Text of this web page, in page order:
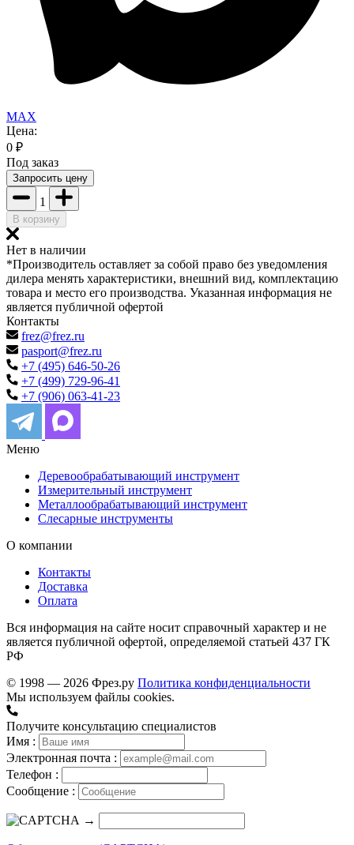
MAX
Цена:
0 ₽
Под заказ
Запросить цену
1
В корзину
Нет в наличии
*Производитель оставляет за собой право без уведомления
дилера менять характеристики, внешний вид, комплектацию
товара и место его производства. Указанная информация не
является публичной офертой
Контакты
frez@frez.ru
pasport@frez.ru
+7 (495) 646-50-26
+7 (499) 729-96-41
+7 (906) 063-41-23
Меню
Деревообрабатывающий инструмент
Измерительный инструмент
Металлообрабатывающий инструмент
Слесарные инструменты
О компании
Контакты
Доставка
Оплата
Вся информация на сайте носит справочный характер и не
является публичной офертой, определяемой статьей 437 ГК
РФ
© 1998 — 2026 Фрез.ру Политика конфиденциальности
Мы используем файлы cookies.
Получите консультацию специалистов
Имя :
Электронная почта :
Телефон :
Сообщение :
→